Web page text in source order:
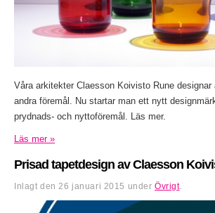
Våra arkitekter Claesson Koivisto Rune designar
andra föremål. Nu startar man ett nytt
prydnads- och nyttoföremål. Läs mer.
Läs mer »
Prisad tapetdesign av Claesson
Inlagt den 26 januari 2015 underÖvrigt.